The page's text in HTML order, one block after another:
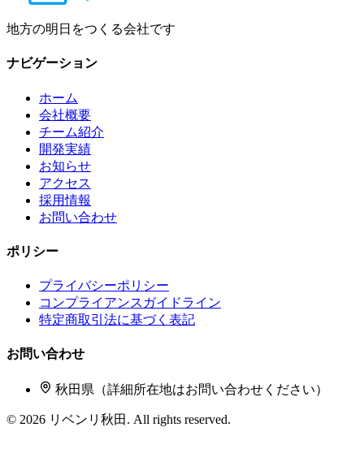
地方の明日をつくる会社です
ナビゲーション
ホーム
会社概要
チーム紹介
開発実績
お知らせ
アクセス
採用情報
お問い合わせ
ポリシー
プライバシーポリシー
コンプライアンスガイドライン
特定商取引法に基づく表記
お問い合わせ
秋田県（詳細所在地はお問い合わせください）
© 2026 リベンリ秋田. All rights reserved.